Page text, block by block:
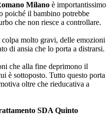
Milano è importantissimo
poiché il bambino potrebbe
che non riesce a controllare.
colpa molto gravi, delle emozioni
di ansia che lo porta a distrarsi.
che alla fine deprimono il
è sottoposto. Tutto questo porta
oltre che rieducativa a
SDA Quinto